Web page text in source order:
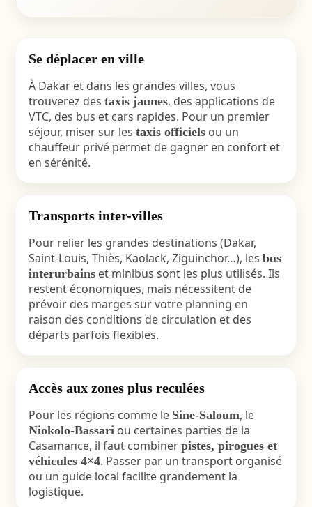
Se déplacer en ville
À Dakar et dans les grandes villes, vous
trouverez des taxis jaunes, des applications de
VTC, des bus et cars rapides. Pour un premier
séjour, miser sur les taxis officielsou un
chauffeur privé permet de gagner en confort et
en sérénité.
Transports inter-villes
Pour relier les grandes destinations (Dakar,
Saint-Louis, Thiès, Kaolack, Ziguinchor…), les bus
interurbainset minibus sont les plus utilisés. Ils
restent économiques, mais nécessitent de
prévoir des marges sur votre planning en
raison des conditions de circulation et des
départs parfois flexibles.
Accès aux zones plus reculées
Pour les régions comme le Sine-Saloum, le
Niokolo-Bassariou certaines parties de la
Casamance, il faut combiner pistes, pirogues et
véhicules 4×4. Passer par un transport organisé
ou un guide local facilite grandement la
logistique.